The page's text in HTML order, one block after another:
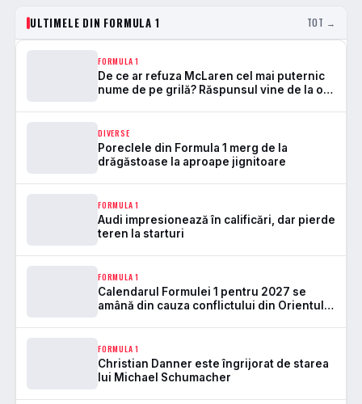
ULTIMELE DIN FORMULA 1 TOT →
FORMULA 1
De ce ar refuza McLaren cel mai puternic
nume de pe grilă? Răspunsul vine de la o
DIVERSE
Poreclele din Formula 1 merg de la
drăgăstoase la aproape jignitoare
FORMULA 1
Audi impresionează în calificări, dar pierde
teren la starturi
FORMULA 1
Calendarul Formulei 1 pentru 2027 se
amână din cauza conflictului din Orientul
FORMULA 1
Christian Danner este îngrijorat de starea
lui Michael Schumacher